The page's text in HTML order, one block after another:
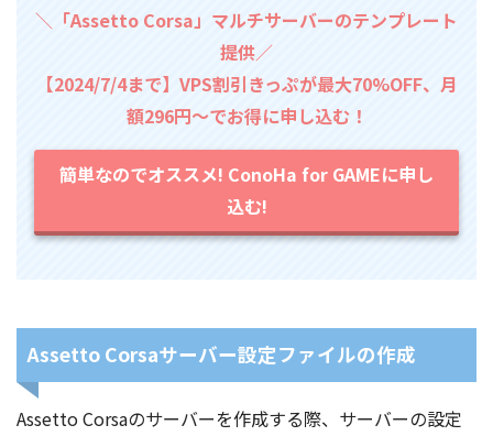
＼「Assetto Corsa」マルチサーバーのテンプレート
提供／
【2024/7/4まで】VPS割引きっぷが最大70%OFF、月
額296円～でお得に申し込む！
簡単なのでオススメ! ConoHa for GAMEに申し
込む!
Assetto Corsaサーバー設定ファイルの作成
Assetto Corsaのサーバーを作成する際、サーバーの設定